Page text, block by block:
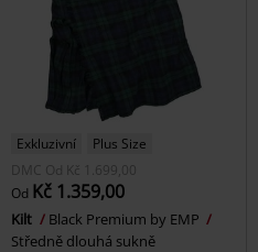
Exkluzivní
Plus Size
DMC Od Kč 1.699,00
Od Kč 1.359,00
Kilt
Black Premium by EMP
Středně dlouhá sukně